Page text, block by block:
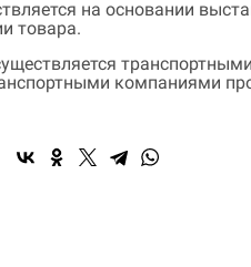
на основании
товара.
компаниями